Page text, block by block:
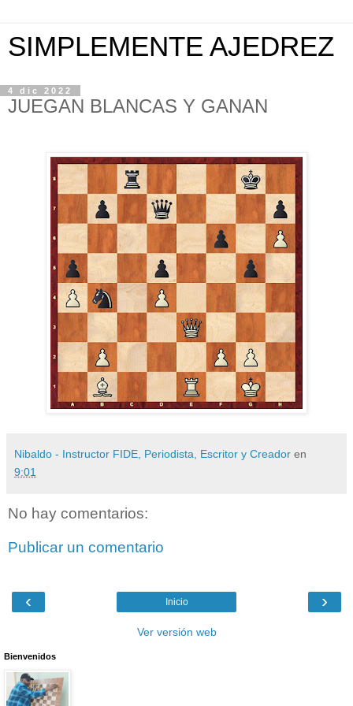
SIMPLEMENTE AJEDREZ
4 dic 2022
JUEGAN BLANCAS Y GANAN
Nibaldo - Instructor FIDE, Periodista, Escritor y Creador en
9:01
No hay comentarios:
Publicar un comentario
‹ ›
Inicio
Ver versión web
Bienvenidos